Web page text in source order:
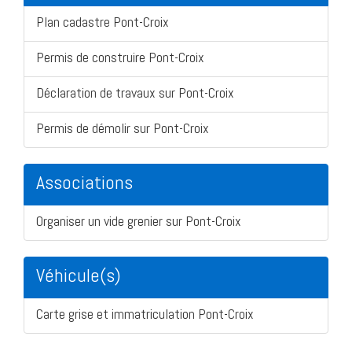
Plan cadastre Pont-Croix
Permis de construire Pont-Croix
Déclaration de travaux sur Pont-Croix
Permis de démolir sur Pont-Croix
Associations
Organiser un vide grenier sur Pont-Croix
Véhicule(s)
Carte grise et immatriculation Pont-Croix